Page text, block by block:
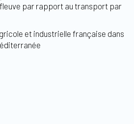
par rapport au transport par
et industrielle française dans